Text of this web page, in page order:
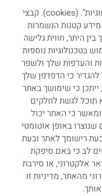
האתר עושה שימוש בקובצי “עוגיות“. (cookies). קבצי
קטנות הנשמרות
היתר, חווית גלישה
בטכנולוגיות נוספות
והעדפות שלך ולשפר
כי הדפדפן שלך
ייתכן כי שימושך באתר
תוכל לגשת לחלקים
כי האתר יכול
באופן אוטומטי
רישומך לאתר ובעת
לב כי באם סיפקת
אלקטרוני, או סירבת
מהאתר, מדיניות זו